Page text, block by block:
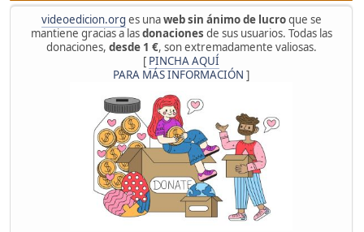
videoedicion.org es unaweb sin ánimo de lucroque se
mantiene gracias a lasdonaciones de sus usuarios. Todas las
donaciones, desde 1 €, son extremadamente valiosas.
[ PINCHA AQUÍ
PARA MÁS INFORMACIÓN ]